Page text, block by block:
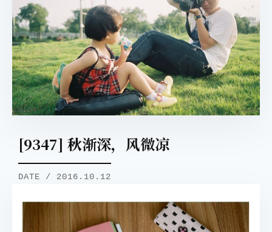
[9347] 秋渐深，风微凉
DATE / 2016.10.12